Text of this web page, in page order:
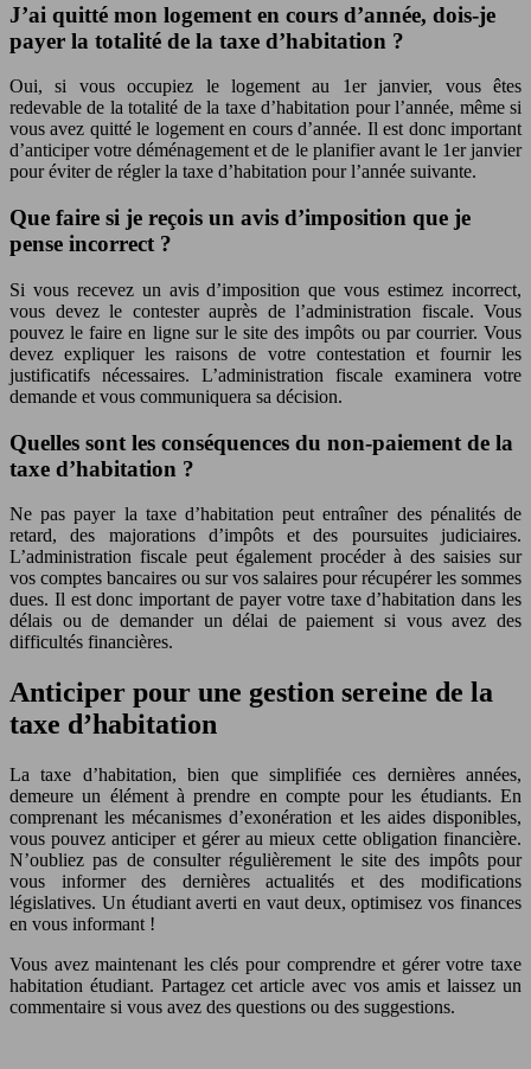
J’ai quitté mon logement en cours d’année, dois-je
payer la totalité de la taxe d’habitation ?
Oui, si vous occupiez le logement au 1er janvier, vous êtes
redevable de la totalité de la taxe d’habitation pour l’année, même si
vous avez quitté le logement en cours d’année. Il est donc important
d’anticiper votre déménagement et de le planifier avant le 1er janvier
pour éviter de régler la taxe d’habitation pour l’année suivante.
Que faire si je reçois un avis d’imposition que je
pense incorrect ?
Si vous recevez un avis d’imposition que vous estimez incorrect,
vous devez le contester auprès de l’administration fiscale. Vous
pouvez le faire en ligne sur le site des impôts ou par courrier. Vous
devez expliquer les raisons de votre contestation et fournir les
justificatifs nécessaires. L’administration fiscale examinera votre
demande et vous communiquera sa décision.
Quelles sont les conséquences du non-paiement de la
taxe d’habitation ?
Ne pas payer la taxe d’habitation peut entraîner des pénalités de
retard, des majorations d’impôts et des poursuites judiciaires.
L’administration fiscale peut également procéder à des saisies sur
vos comptes bancaires ou sur vos salaires pour récupérer les sommes
dues. Il est donc important de payer votre taxe d’habitation dans les
délais ou de demander un délai de paiement si vous avez des
difficultés financières.
Anticiper pour une gestion sereine de la
taxe d’habitation
La taxe d’habitation, bien que simplifiée ces dernières années,
demeure un élément à prendre en compte pour les étudiants. En
comprenant les mécanismes d’exonération et les aides disponibles,
vous pouvez anticiper et gérer au mieux cette obligation financière.
N’oubliez pas de consulter régulièrement le site des impôts pour
vous informer des dernières actualités et des modifications
législatives. Un étudiant averti en vaut deux, optimisez vos finances
en vous informant !
Vous avez maintenant les clés pour comprendre et gérer votre taxe
habitation étudiant. Partagez cet article avec vos amis et laissez un
commentaire si vous avez des questions ou des suggestions.